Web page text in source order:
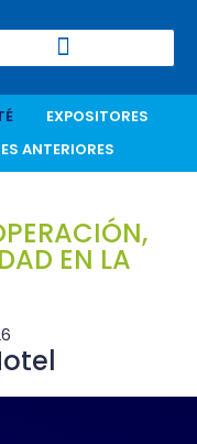
EXPOSITORES
ANTERIORES
EN LA